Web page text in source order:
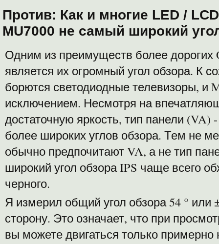
Против: Как и многие LED /
MU7000 не самый широкий
Одним из преимуществ более дорогих
является их огромный угол обзора. К
борются светодиодные телевизоры, и
исключением. Несмотря на
достаточную яркость, тип панели
более широких углов обзора. Тем не
обычно предпочитают VA, а не тип
широкий угол обзора IPS чаще всего
черного.
Я измерил общий угол обзора 54 ° или
сторону. Это означает, что при
вы можете двигаться только